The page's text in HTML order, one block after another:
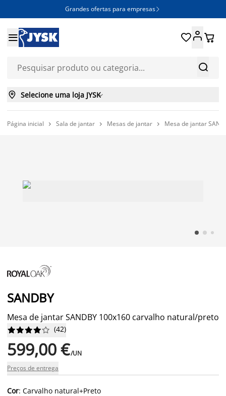
Grandes ofertas para empresas 


 
 Selecione uma loja JYSK
Página inicial  Sala de jantar  Mesas de jantar  Mesa de jantar
SANDBY
Mesa de jantar SANDBY 100x160 carvalho natural/preto





 (42)
599,00 €/UN
Preços de entrega
Cor: Carvalho natural+Preto